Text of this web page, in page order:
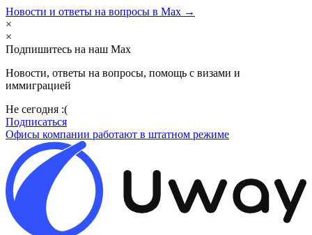
Новости и ответы на вопросы в Max →
×
×
Подпишитесь на наш Max
Новости, ответы на вопросы, помощь с визами и
иммиграцией
Не сегодня :(
Подписаться
Офисы компании работают в штатном режиме